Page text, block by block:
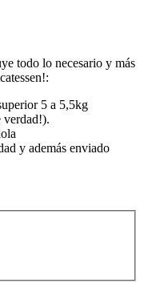
todo lo necesario y más
5 a 5,5kg
verdad!).
y además enviado